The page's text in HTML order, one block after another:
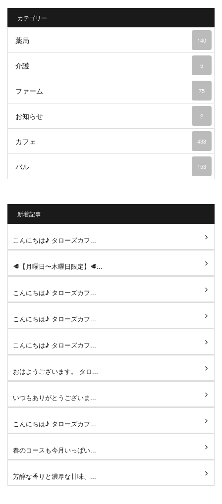
カテゴリー
薬局 140
介護 5
ファーム 75
お知らせ 2
カフェ 438
バル 153
新着記事
こんにちは♪ タローズカフ...
🥩【月曜日〜木曜日限定】🥩...
こんにちは♪ タローズカフ...
こんにちは♪ タローズカフ...
こんにちは♪ タローズカフ...
おはようございます。 タロ...
いつもありがとうございま...
こんにちは♪ タローズカフ...
春のコースも今月いっぱい...
芳醇な香りと濃厚な甘味、...